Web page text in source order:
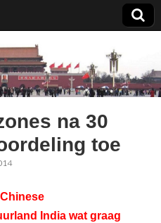
na 30
toe
India wat graag